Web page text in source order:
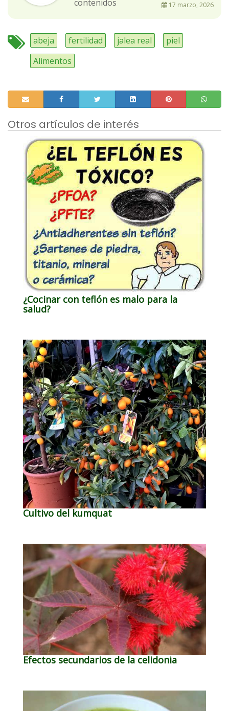
contenidos
17 marzo, 2026
abeja fertilidad jalea real
piel
Alimentos
Otros artículos de interés
¿Cocinar con teflón es malo para la
salud?
Cultivo del kumquat
Efectos secundarios de la celidonia